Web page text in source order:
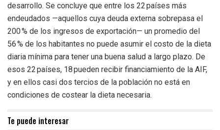
desarrollo. Se concluye que entre los 22 países más
endeudados —aquellos cuya deuda externa sobrepasa el
200 % de los ingresos de exportación— un promedio del
56 % de los habitantes no puede asumir el costo de la dieta
diaria mínima para tener una buena salud a largo plazo. De
esos 22 países, 18 pueden recibir financiamiento de la AIF,
y en ellos casi dos tercios de la población no está en
condiciones de costear la dieta necesaria.
Te puede interesar